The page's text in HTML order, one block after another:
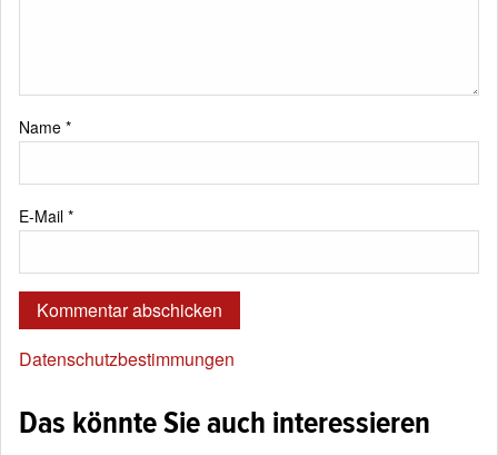
Name *
E-Mail *
Datenschutzbestimmungen
Das könnte Sie auch interessieren